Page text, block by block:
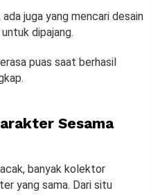
juga yang mencari desain
dipajang.
puas saat berhasil
Sesama
banyak kolektor
yang sama. Dari situ